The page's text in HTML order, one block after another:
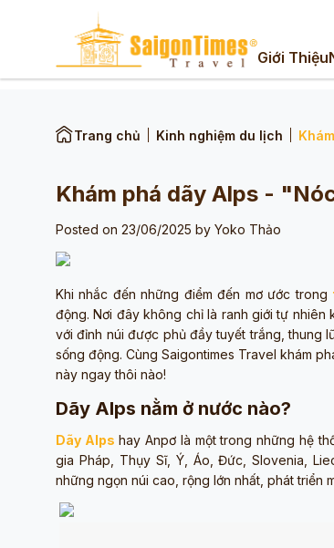
Giới Thiệu
Trang chủ Kinh nghiệm du lịch
Khám phá dãy Alps -
Posted on 23/06/2025 by Yoko Thảo
Khi nhắc đến những điểm đến mơ ước trong
động. Nơi đây không chỉ là ranh giới tự nhiên
với đỉnh núi được phủ đầy tuyết trắng, thung
sống động. Cùng Saigontimes Travel khám
này ngay thôi nào!
Dãy Alps nằm ở nước nào?
Dãy Alps hay Anpơ là một trong những hệ
gia Pháp, Thụy Sĩ, Ý, Áo, Đức, Slovenia,
những ngọn núi cao, rộng lớn nhất, phát triển